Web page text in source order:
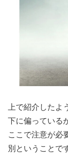
上で紹介した
下に偏っている
ここで注意が必
別ということで